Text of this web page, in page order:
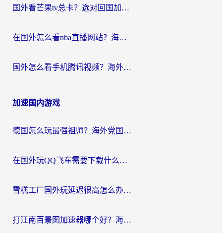
国外看芒果tv总卡？选对回国加速器，轻松追《浪姐》不费劲
在国外怎么看nba直播网站？海外党专属体育观赛指南，告别地区限制！
国外怎么看手机腾讯视频？海外党亲测有效的追剧加速器选择指南
加速国内游戏
德国怎么玩最强祖师？海外党国服游戏加速器选择全攻略（附宝可梦Online实测）
在国外玩QQ飞车需要下载什么加速器呢？海外党亲测有效的国服游戏加速指南
雪糕工厂国外玩延迟很高怎么办？海外玩家国服游戏加速终极攻略（附实测推荐）
打江南百景图加速器哪个好？海外党踩坑N次后，终于找到不卡的秘诀